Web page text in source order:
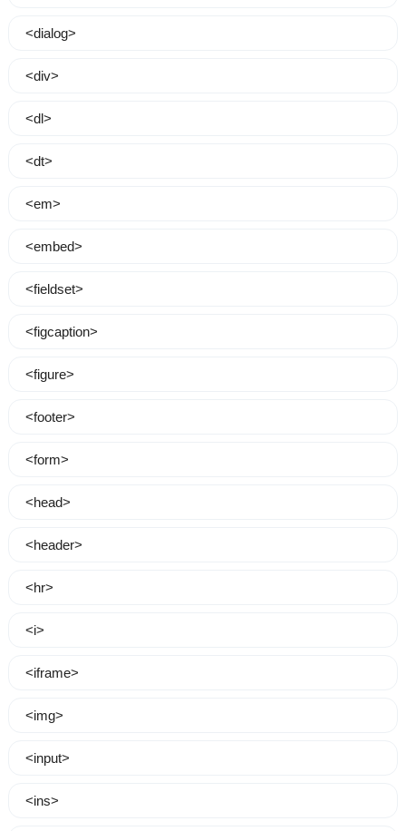
<dialog>
<div>
<dl>
<dt>
<em>
<embed>
<fieldset>
<figcaption>
<figure>
<footer>
<form>
<head>
<header>
<hr>
<i>
<iframe>
<img>
<input>
<ins>